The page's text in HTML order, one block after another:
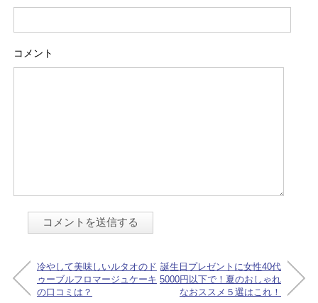
コメント
冷やして美味しいルタオのド
ゥーブルフロマージュケーキ
の口コミは？
誕生日プレゼントに女性40代
5000円以下で！夏のおしゃれ
なおススメ５選はこれ！